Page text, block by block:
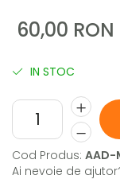
60,00 RON
IN STOC
Cod Produs: AAD-
Ai nevoie de